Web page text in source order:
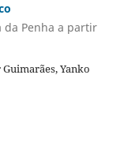
Penha a partir
Yanko